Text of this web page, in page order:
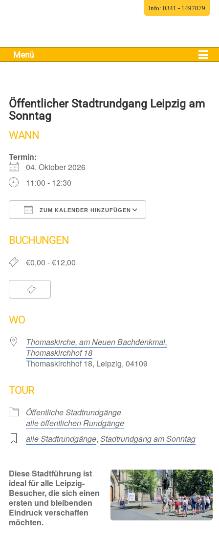
Menü
Öffentlicher Stadtrundgang Leipzig am
Sonntag
WANN
Termin:
04. Oktober 2026
11:00 - 12:30
ZUM KALENDER HINZUFÜGEN
BUCHUNGEN
€0,00 - €12,00
WO
Thomaskirche, am Neuen Bachdenkmal,
Thomaskirchhof 18
Thomaskirchhof 18, Leipzig, 04109
TOUR
Öffentliche Stadtrundgänge
alle öffentlichen Rundgänge
alle Stadtrundgänge, Stadtrundgang am Sonntag
Diese Stadtführung ist
ideal für alle Leipzig-
Besucher, die sich einen
ersten und bleibenden
Eindruck verschaffen
möchten.
Info: 0341 - 1497879